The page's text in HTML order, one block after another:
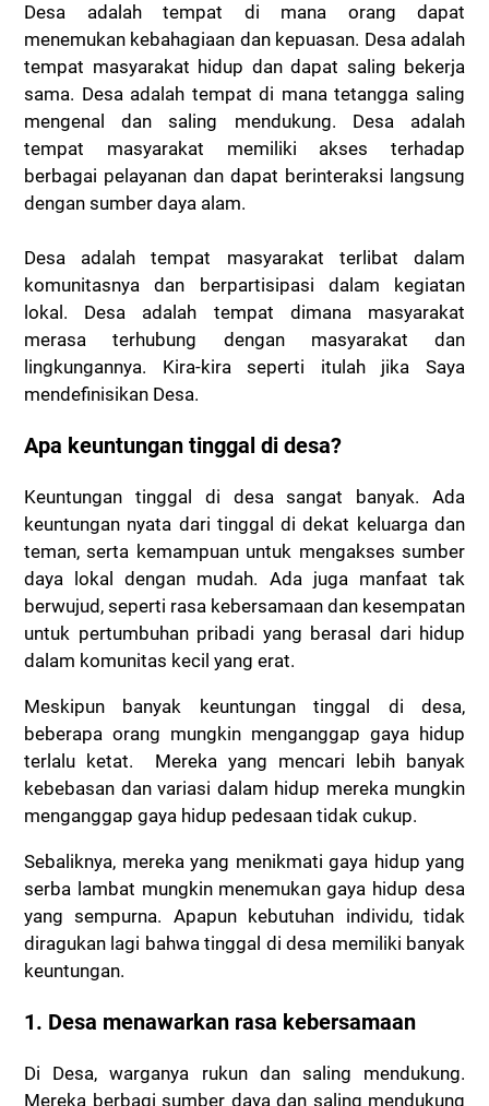
Desa adalah tempat di mana orang dapat
menemukan kebahagiaan dan kepuasan. Desa adalah
tempat masyarakat hidup dan dapat saling bekerja
sama. Desa adalah tempat di mana tetangga saling
mengenal dan saling mendukung. Desa adalah
tempat masyarakat memiliki akses terhadap
berbagai pelayanan dan dapat berinteraksi langsung
dengan sumber daya alam.
Desa adalah tempat masyarakat terlibat dalam
komunitasnya dan berpartisipasi dalam kegiatan
lokal. Desa adalah tempat dimana masyarakat
merasa terhubung dengan masyarakat dan
lingkungannya. Kira-kira seperti itulah jika Saya
mendefinisikan Desa.
Apa keuntungan tinggal di desa?
Keuntungan tinggal di desa sangat banyak. Ada
keuntungan nyata dari tinggal di dekat keluarga dan
teman, serta kemampuan untuk mengakses sumber
daya lokal dengan mudah. Ada juga manfaat tak
berwujud, seperti rasa kebersamaan dan kesempatan
untuk pertumbuhan pribadi yang berasal dari hidup
dalam komunitas kecil yang erat.
Meskipun banyak keuntungan tinggal di desa,
beberapa orang mungkin menganggap gaya hidup
terlalu ketat. Mereka yang mencari lebih banyak
kebebasan dan variasi dalam hidup mereka mungkin
menganggap gaya hidup pedesaan tidak cukup.
Sebaliknya, mereka yang menikmati gaya hidup yang
serba lambat mungkin menemukan gaya hidup desa
yang sempurna. Apapun kebutuhan individu, tidak
diragukan lagi bahwa tinggal di desa memiliki banyak
keuntungan.
1. Desa menawarkan rasa kebersamaan
Di Desa, warganya rukun dan saling mendukung.
Mereka berbagi sumber daya dan saling mendukung